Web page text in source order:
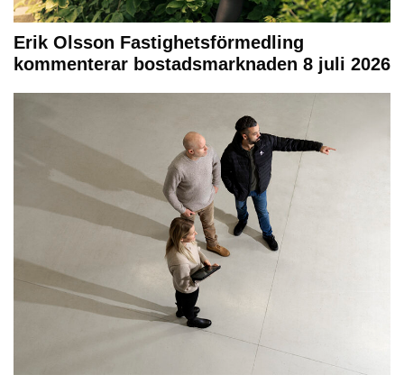
Erik Olsson Fastighetsförmedling
kommenterar bostadsmarknaden 8 juli 2026